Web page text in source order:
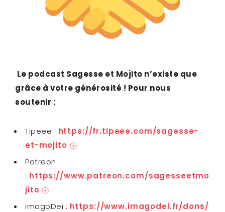
Le podcast Sagesse et Mojito n’existe que
grâce à votre générosité ! Pour nous
soutenir :
Tipeee : https://fr.tipeee.com/sagesse-
et-mojito
Patreon
: https://www.patreon.com/sagesseetmo
jito
imagoDei : https://www.imagodei.fr/dons/